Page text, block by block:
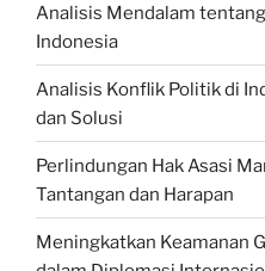
Analisis Mendalam
Indonesia
Analisis Konflik Politik di
dan Solusi
Perlindungan Hak Asasi
Tantangan dan Harapan
Meningkatkan Keamanan